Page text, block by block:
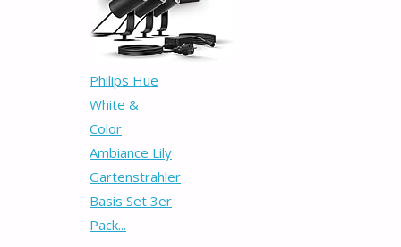
Philips Hue
White &
Color
Ambiance Lily
Gartenstrahler
Basis Set 3er
Pack...